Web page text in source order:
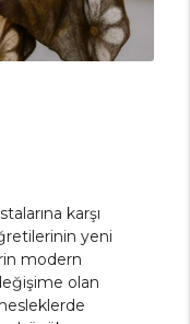
karşı
yeni
modern
olan